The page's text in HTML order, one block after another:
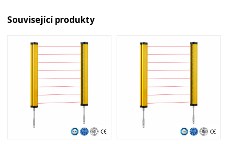
Související produkty